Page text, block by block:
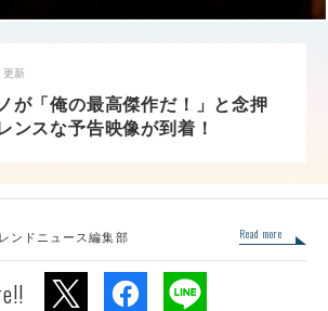
更新
が「俺の最高傑作だ！」と念押
ンスな予告映像が到着！
ンドニュース編集部 Read more